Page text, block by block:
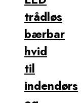
trådløs
bærbar
hvid
til
indendørs